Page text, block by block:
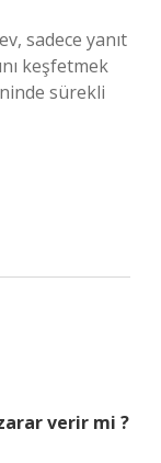
sadece yanıt
keşfetmek
sürekli
verir mi ?